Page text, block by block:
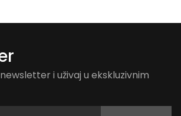
i uživaj u ekskluzivnim